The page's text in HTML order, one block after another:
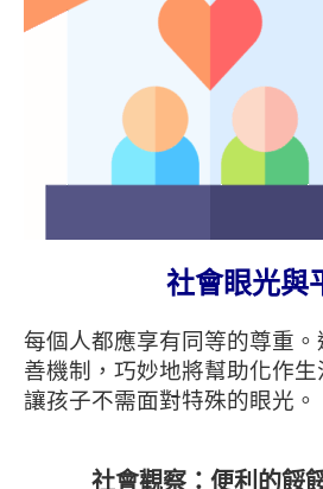
社會眼光與
每個人都應享有同等的尊重
善機制，巧妙地將幫助化作生
讓孩子不需面對特殊的眼光。
社會觀察：便利的餒